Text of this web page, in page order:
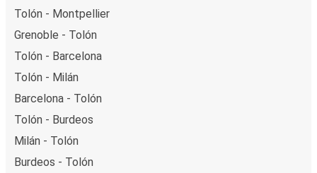
Tolón - Montpellier
Grenoble - Tolón
Tolón - Barcelona
Tolón - Milán
Barcelona - Tolón
Tolón - Burdeos
Milán - Tolón
Burdeos - Tolón